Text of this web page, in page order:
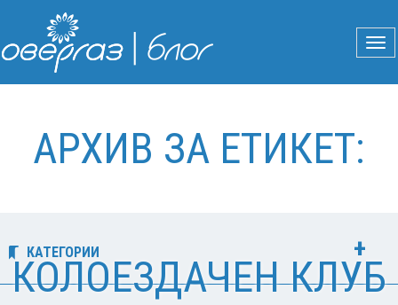
АРХИВ ЗА ЕТИКЕТ:
КОЛОЕЗДАЧЕН КЛУБ
КАТЕГОРИИ